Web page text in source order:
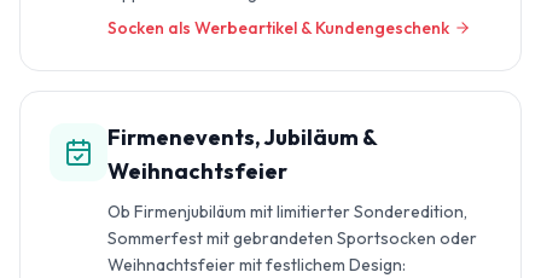
Socken als Werbeartikel & Kundengeschenk
Firmenevents, Jubiläum &
Weihnachtsfeier
Ob Firmenjubiläum mit limitierter Sonderedition,
Sommerfest mit gebrandeten Sportsocken oder
Weihnachtsfeier mit festlichem Design: